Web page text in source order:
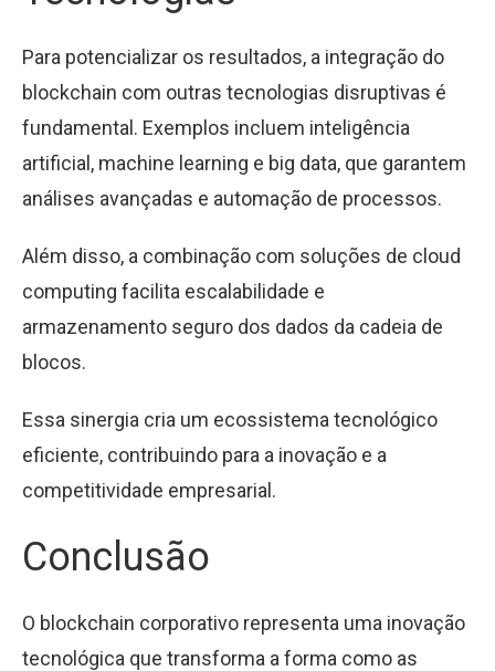
Para potencializar os resultados, a integração do
blockchain com outras tecnologias disruptivas é
fundamental. Exemplos incluem inteligência
artificial, machine learning e big data, que garantem
análises avançadas e automação de processos.
Além disso, a combinação com soluções de cloud
computing facilita escalabilidade e
armazenamento seguro dos dados da cadeia de
blocos.
Essa sinergia cria um ecossistema tecnológico
eficiente, contribuindo para a inovação e a
competitividade empresarial.
Conclusão
O blockchain corporativo representa uma inovação
tecnológica que transforma a forma como as